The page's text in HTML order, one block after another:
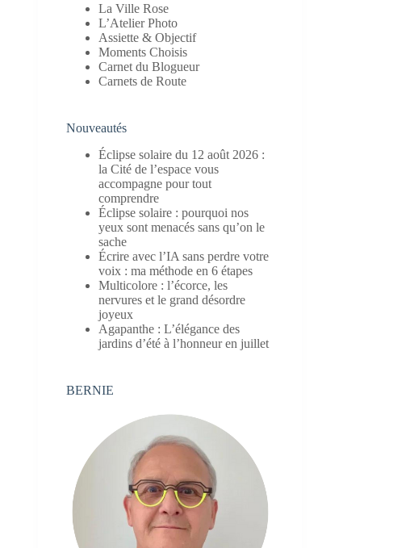
La Ville Rose
L’Atelier Photo
Assiette & Objectif
Moments Choisis
Carnet du Blogueur
Carnets de Route
Nouveautés
Éclipse solaire du 12 août 2026 :
la Cité de l’espace vous
accompagne pour tout
comprendre
Éclipse solaire : pourquoi nos
yeux sont menacés sans qu’on le
sache
Écrire avec l’IA sans perdre votre
voix : ma méthode en 6 étapes
Multicolore : l’écorce, les
nervures et le grand désordre
joyeux
Agapanthe : L’élégance des
jardins d’été à l’honneur en juillet
BERNIE